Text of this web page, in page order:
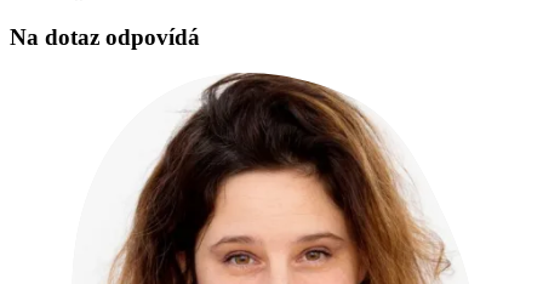
Na dotaz odpovídá